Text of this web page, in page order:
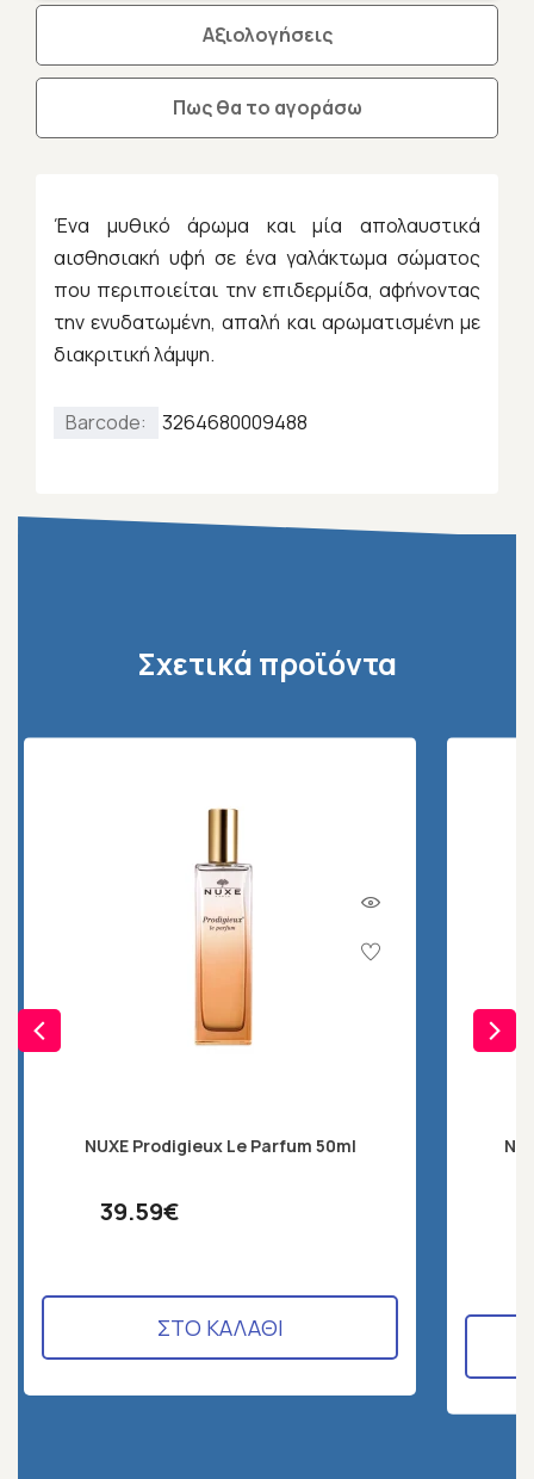
Αξιολογήσεις
Πως θα το αγοράσω
Ένα μυθικό άρωμα και μία απολαυστικά
αισθησιακή υφή σε ένα γαλάκτωμα σώματος
που περιποιείται την επιδερμίδα, αφήνοντας
την ενυδατωμένη, απαλή και αρωματισμένη με
διακριτική λάμψη.
Barcode: 3264680009488
Σχετικά προϊόντα
NUXE Prodigieux Le Parfum 50ml
39.59€
ΣΤΟ ΚΑΛΑΘΙ